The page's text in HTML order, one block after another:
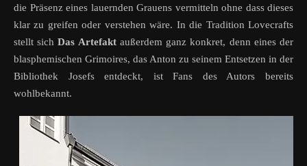
die Präsenz eines lauernden Grauens vermitteln ohne dass dieses
klar zu greifen oder verstehen wäre. In die Tradition Lovecrafts
stellt sichDas Artefaktaußerdem ganz konkret, denn eines der
blasphemischen Grimoires, das Anton zu seinem Entsetzen in der
Bibliothek Josefs entdeckt, ist Fans des Autors bereits
wohlbekannt.